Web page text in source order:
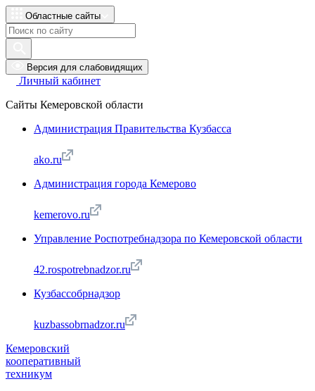
Областные сайты
Версия для слабовидящих
Личный кабинет
Сайты Кемеровской области
Администрация Правительства Кузбасса
ako.ru
Администрация города Кемерово
kemerovo.ru
Управление Роспотребнадзора по Кемеровской области
42.rospotrebnadzor.ru
Кузбассобрнадзор
kuzbassobrnadzor.ru
Кемеровский
кооперативный
техникум